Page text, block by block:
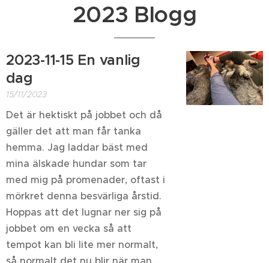
2023 Blogg
2023-11-15 En vanlig
dag
15/11/2023
Det är hektiskt på jobbet och då
gäller det att man får tanka
hemma. Jag laddar bäst med
mina älskade hundar som tar
med mig på promenader, oftast i
mörkret denna besvärliga årstid.
Hoppas att det lugnar ner sig på
jobbet om en vecka så att
tempot kan bli lite mer normalt,
så normalt det nu blir när man...